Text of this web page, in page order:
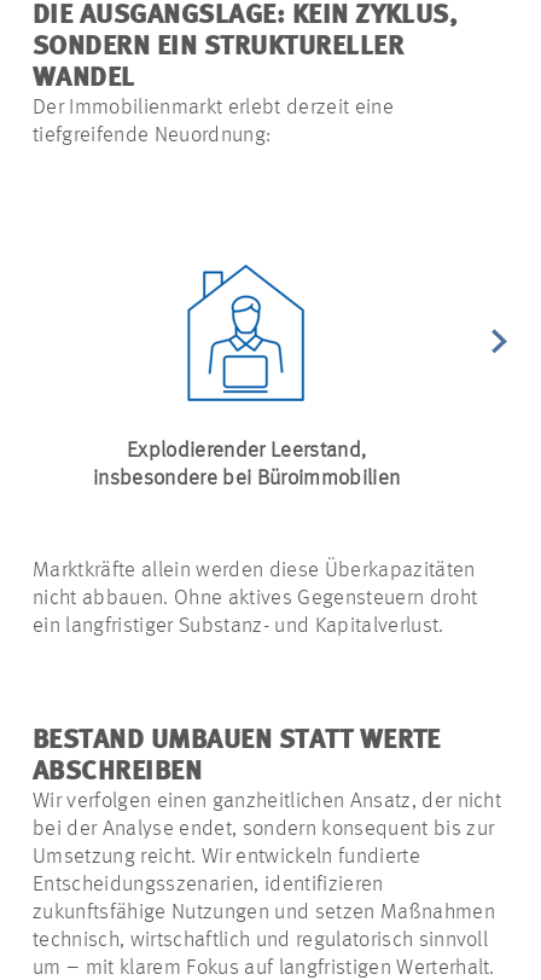
DIE AUSGANGSLAGE: KEIN ZYKLUS,
SONDERN EIN STRUKTURELLER
WANDEL
Der Immobilienmarkt erlebt derzeit eine
tiefgreifende Neuordnung:
Explodierender Leerstand,
insbesondere bei Büroimmobilien
Marktkräfte allein werden diese Überkapazitäten
nicht abbauen. Ohne aktives Gegensteuern droht
ein langfristiger Substanz- und Kapitalverlust.
BESTAND UMBAUEN STATT WERTE
ABSCHREIBEN
Wir verfolgen einen ganzheitlichen Ansatz, der nicht
bei der Analyse endet, sondern konsequent bis zur
Umsetzung reicht. Wir entwickeln fundierte
Entscheidungsszenarien, identifizieren
zukunftsfähige Nutzungen und setzen Maßnahmen
technisch, wirtschaftlich und regulatorisch sinnvoll
um – mit klarem Fokus auf langfristigen Werterhalt.